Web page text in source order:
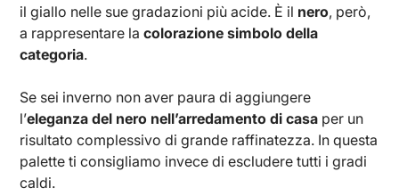
il giallo nelle sue gradazioni più acide. È il nero, però,
a rappresentare lacolorazione simbolo della
categoria.
Se sei inverno non aver paura di aggiungere
l’eleganza del nero nell’arredamento di casa per un
risultato complessivo di grande raffinatezza. In questa
palette ti consigliamo invece di escludere tutti i gradi
caldi.